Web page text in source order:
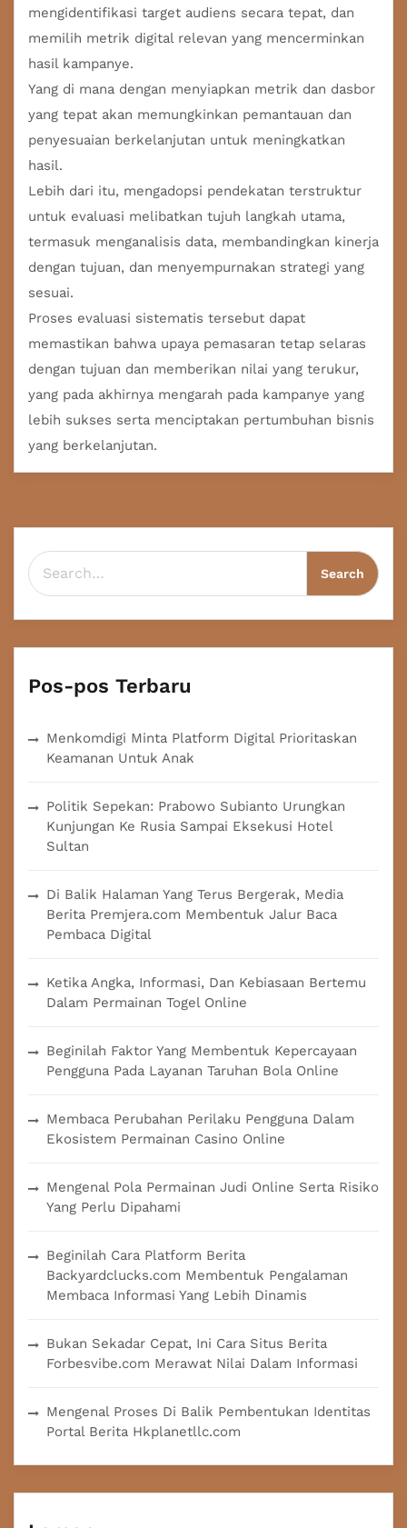
mengidentifikasi target audiens secara tepat, dan
memilih metrik digital relevan yang mencerminkan
hasil kampanye.
Yang di mana dengan menyiapkan metrik dan dasbor
yang tepat akan memungkinkan pemantauan dan
penyesuaian berkelanjutan untuk meningkatkan
hasil.
Lebih dari itu, mengadopsi pendekatan terstruktur
untuk evaluasi melibatkan tujuh langkah utama,
termasuk menganalisis data, membandingkan kinerja
dengan tujuan, dan menyempurnakan strategi yang
sesuai.
Proses evaluasi sistematis tersebut dapat
memastikan bahwa upaya pemasaran tetap selaras
dengan tujuan dan memberikan nilai yang terukur,
yang pada akhirnya mengarah pada kampanye yang
lebih sukses serta menciptakan pertumbuhan bisnis
yang berkelanjutan.
Search for:
Pos-pos Terbaru
Menkomdigi Minta Platform Digital Prioritaskan
Keamanan Untuk Anak
Politik Sepekan: Prabowo Subianto Urungkan
Kunjungan Ke Rusia Sampai Eksekusi Hotel
Sultan
Di Balik Halaman Yang Terus Bergerak, Media
Berita Premjera.com Membentuk Jalur Baca
Pembaca Digital
Ketika Angka, Informasi, Dan Kebiasaan Bertemu
Dalam Permainan Togel Online
Beginilah Faktor Yang Membentuk Kepercayaan
Pengguna Pada Layanan Taruhan Bola Online
Membaca Perubahan Perilaku Pengguna Dalam
Ekosistem Permainan Casino Online
Mengenal Pola Permainan Judi Online Serta Risiko
Yang Perlu Dipahami
Beginilah Cara Platform Berita
Backyardclucks.com Membentuk Pengalaman
Membaca Informasi Yang Lebih Dinamis
Bukan Sekadar Cepat, Ini Cara Situs Berita
Forbesvibe.com Merawat Nilai Dalam Informasi
Mengenal Proses Di Balik Pembentukan Identitas
Portal Berita Hkplanetllc.com